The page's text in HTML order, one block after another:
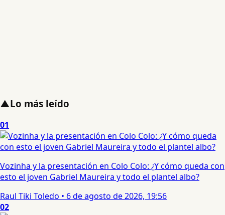
▲Lo más leído
01
Vozinha y la presentación en Colo Colo: ¿Y cómo queda con
esto el joven Gabriel Maureira y todo el plantel albo?
Raul Tiki Toledo • 6 de agosto de 2026, 19:56
02